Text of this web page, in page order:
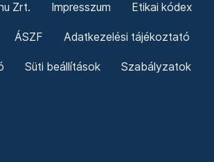
Zrt. Impresszum Etikai kódex
ÁSZF Adatkezelési tájékoztató
Süti beállítások Szabályzatok